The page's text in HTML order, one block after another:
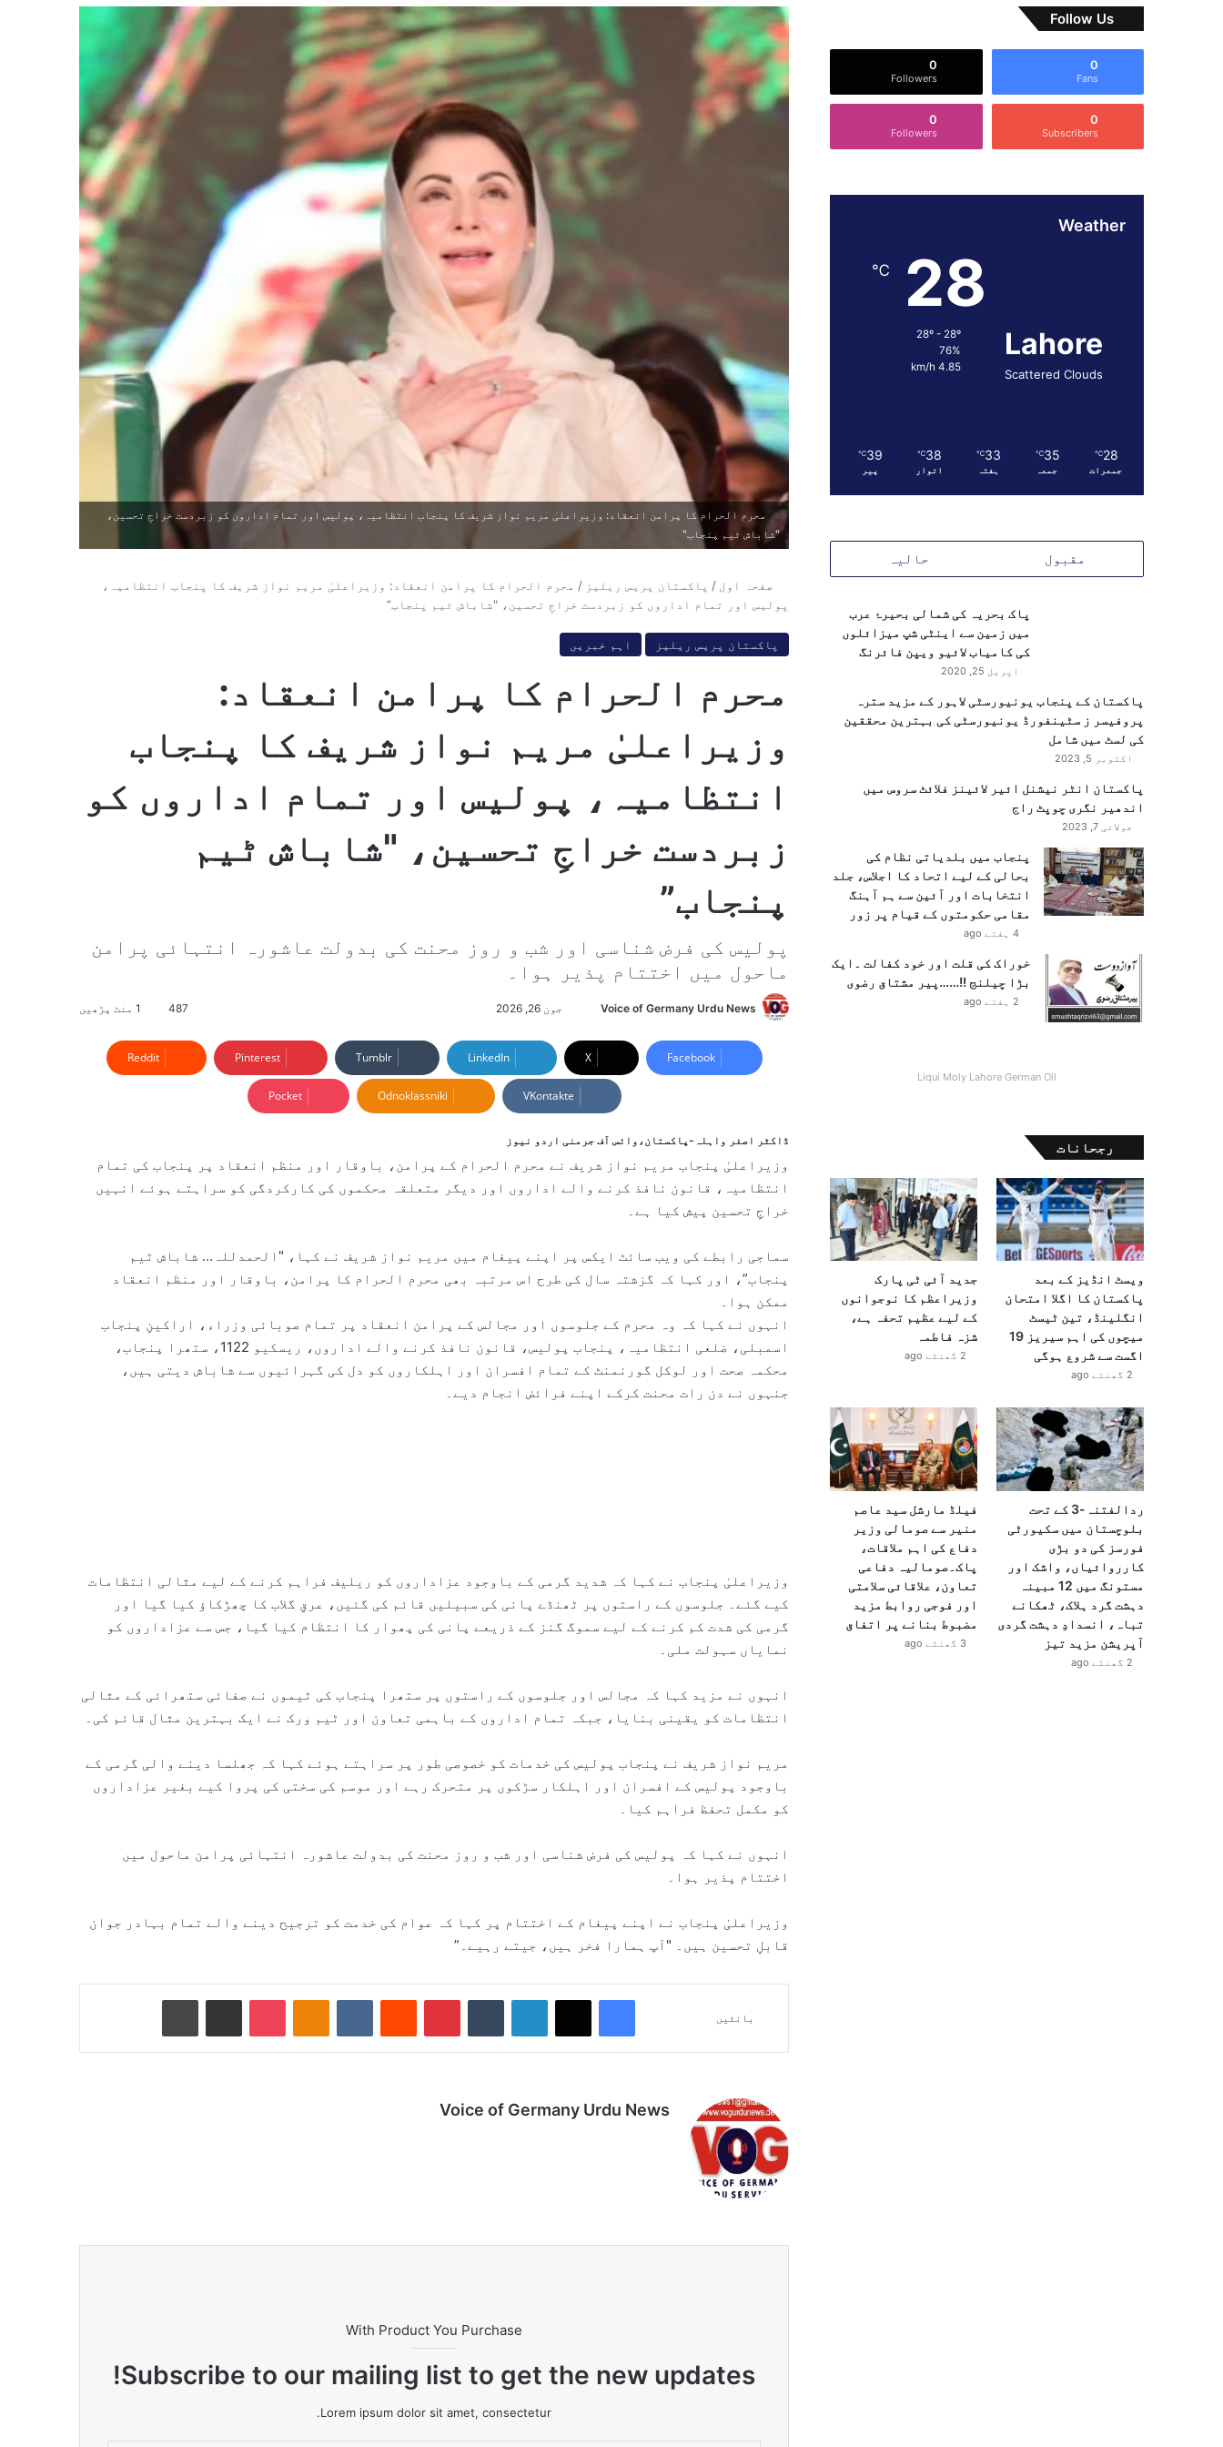
محرم الحرام کا پرامن انعقاد: وزیراعلیٰ مریم نواز شریف کا پنجاب انتظامیہ، پولیس اور تمام اداروں کو زبردست خراجِ تحسین،
"شاباش ٹیم پنجاب"
صفحہ اول / پاکستان پریس ریلیز / محرم الحرام کا پرامن انعقاد: وزیراعلیٰ مریم نواز شریف کا پنجاب انتظامیہ،
پولیس اور تمام اداروں کو زبردست خراجِ تحسین، "شاباش ٹیم پنجاب”
پاکستان پریس ریلیز اہم خبریں
محرم الحرام کا پرامن انعقاد:
وزیراعلیٰ مریم نواز شریف کا پنجاب
انتظامیہ، پولیس اور تمام اداروں کو
زبردست خراجِ تحسین، "شاباش ٹیم
پنجاب”
پولیس کی فرض شناسی اور شب و روز محنت کی بدولت عاشورہ انتہائی پرامن
ماحول میں اختتام پذیر ہوا۔
Voice of Germany Urdu News
n
d
n
e
a
جون 26, 2026 487
Facebook
X
LinkedIn
Tumblr
Pinterest
Reddit
VKontakte
Odnoklassniki
Pocket
ڈاکٹر اصغر واہلہ-پاکستان،وائس آف جرمنی اردو نیوز
وزیراعلیٰ پنجاب مریم نواز شریف نے محرم الحرام کے پرامن، باوقار اور منظم انعقاد پر پنجاب کی تمام
انتظامیہ، قانون نافذ کرنے والے اداروں اور دیگر متعلقہ محکموں کی کارکردگی کو سراہتے ہوئے انہیں
خراجِ تحسین پیش کیا ہے۔
سماجی رابطے کی ویب سائٹ ایکس پر اپنے پیغام میں مریم نواز شریف نے کہا، "الحمدللہ… شاباش ٹیم
پنجاب”، اور کہا کہ گزشتہ سال کی طرح اس مرتبہ بھی محرم الحرام کا پرامن، باوقار اور منظم انعقاد
ممکن ہوا۔
انہوں نے کہا کہ وہ محرم کے جلوسوں اور مجالس کے پرامن انعقاد پر تمام صوبائی وزراء، اراکینِ پنجاب
اسمبلی، ضلعی انتظامیہ، پنجاب پولیس، قانون نافذ کرنے والے اداروں، ریسکیو 1122، ستھرا پنجاب،
محکمہ صحت اور لوکل گورنمنٹ کے تمام افسران اور اہلکاروں کو دل کی گہرائیوں سے شاباش دیتی ہیں،
جنہوں نے دن رات محنت کرکے اپنے فرائض انجام دیے۔
وزیراعلیٰ پنجاب نے کہا کہ شدید گرمی کے باوجود عزاداروں کو ریلیف فراہم کرنے کے لیے مثالی انتظامات
کیے گئے۔ جلوسوں کے راستوں پر ٹھنڈے پانی کی سبیلیں قائم کی گئیں، عرقِ گلاب کا چھڑکاؤ کیا گیا اور
گرمی کی شدت کم کرنے کے لیے سموگ گنز کے ذریعے پانی کی پھوار کا انتظام کیا گیا، جس سے عزاداروں کو
نمایاں سہولت ملی۔
انہوں نے مزید کہا کہ مجالس اور جلوسوں کے راستوں پر ستھرا پنجاب کی ٹیموں نے صفائی ستھرائی کے مثالی
انتظامات کو یقینی بنایا، جبکہ تمام اداروں کے باہمی تعاون اور ٹیم ورک نے ایک بہترین مثال قائم کی۔
مریم نواز شریف نے پنجاب پولیس کی خدمات کو خصوصی طور پر سراہتے ہوئے کہا کہ جھلسا دینے والی گرمی کے
باوجود پولیس کے افسران اور اہلکار سڑکوں پر متحرک رہے اور موسم کی سختی کی پروا کیے بغیر عزاداروں
کو مکمل تحفظ فراہم کیا۔
انہوں نے کہا کہ پولیس کی فرض شناسی اور شب و روز محنت کی بدولت عاشورہ انتہائی پرامن ماحول میں
اختتام پذیر ہوا۔
وزیراعلیٰ پنجاب نے اپنے پیغام کے اختتام پر کہا کہ عوام کی خدمت کو ترجیح دینے والے تمام بہادر جوان
قابلِ تحسین ہیں۔ "آپ ہمارا فخر ہیں، جیتے رہیے۔”
بانٹیں
X
LinkedIn
VKontakte ای میل کے ذریعے شیئر کریں
Voice of Germany Urdu News
With Product You Purchase
Subscribe to our mailing list to get the new updates!
Lorem ipsum dolor sit amet, consectetur.
Follow Us
0
Fans
0
Followers
0
Subscribers
0
Followers
Weather
Lahore
Scattered Clouds
28
℃
28º - 28º
76%
4.85 km/h
28
℃
جمعرات
35
℃
جمعہ
33
℃
ہفتہ
38
℃
اتوار
39
℃
پیر
مقبول حالیہ
پاک بحریہ کی شمالی بحیرۂ عرب
میں زمین سے اینٹی شپ میزائلوں
کی کامیاب لائیو ویپن فائرنگ
اپریل 25, 2020
پاکستان کے پنجاب یونیورسٹی لاہور کے مزید سترہ
پروفیسر ز سٹینفورڈ یونیورسٹی کی بہترین محققین
کی لسٹ میں شامل
اکتوبر 5, 2023
پاکستان انٹر نیشنل ائیر لائینز فلائٹ سروس میں
اندھیر نگری چوپٹ راج
جولائی 7, 2023
پنجاب میں بلدیاتی نظام کی
بحالی کے لیے اتحاد کا اجلاس، جلد
انتخابات اور آئین سے ہم آہنگ
مقامی حکومتوں کے قیام پر زور
4 ہفتے ago
خوراک کی قلت اور خود کفالت ۔ایک
بڑا چیلنج !!……پیر مشتاق رضوی
2 ہفتے ago
Liqui Moly Lahore German Oil
رجحانات
ویسٹ انڈیز کے بعد
پاکستان کا اگلا امتحان
انگلینڈ، تین ٹیسٹ
میچوں کی اہم سیریز 19
اگست سے شروع ہوگی
2 گھنٹے ago
جدید آئی ٹی پارک
وزیراعظم کا نوجوانوں
کے لیے عظیم تحفہ ہے،
شزہ فاطمہ
2 گھنٹے ago
ردالفتنہ-3 کے تحت
بلوچستان میں سکیورٹی
فورسز کی دو بڑی
کارروائیاں، واشک اور
مستونگ میں 12 مبینہ
دہشت گرد ہلاک، ٹھکانے
تباہ، انسدادِ دہشت گردی
آپریشن مزید تیز
2 گھنٹے ago
فیلڈ مارشل سید عاصم
منیر سے صومالی وزیر
دفاع کی اہم ملاقات،
پاک۔صومالیہ دفاعی
تعاون، علاقائی سلامتی
اور فوجی روابط مزید
مضبوط بنانے پر اتفاق
3 گھنٹے ago